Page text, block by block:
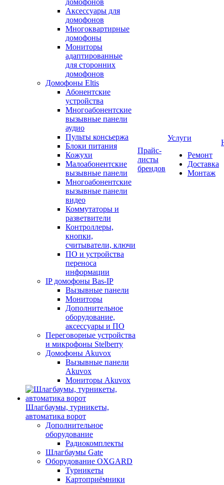
домофонов
Аксессуары для
домофонов
Многоквартирные
домофоны
Мониторы
адаптированные
для сторонних
домофонов
Домофоны Eltis
Абонентские
устройства
Многоабонентские
вызывные панели
аудио
Пульты консьержа
Блоки питания
Кожухи
Малоабонентские
вызывные панели
Многоабонентские
вызывные панели
видео
Коммутаторы и
разветвители
Контроллеры,
кнопки,
считыватели, ключи
ПО и устройства
переноса
информации
IP домофоны Bas-IP
Вызывные панели
Мониторы
Дополнительное
оборудование,
аксессуары и ПО
Переговорные устройства
и микрофоны Stelberry
Домофоны Akuvox
Вызывные панели
Akuvox
Мониторы Akuvox
Шлагбаумы, турникеты,
автоматика ворот
Дополнительное
оборудование
Радиокомплекты
Шлагбаумы Gate
Оборудование OXGARD
Турникеты
Картоприёмники
Прайс-
листы
брендов
Услуги
Ремонт
Доставка
Монтаж